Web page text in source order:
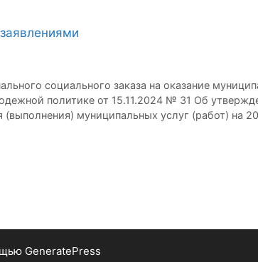
социального заказа на оказание
политике от 15.11.2024 № 31 Об
(выполнения) муниципальных услуг (работ)
GeneratePress